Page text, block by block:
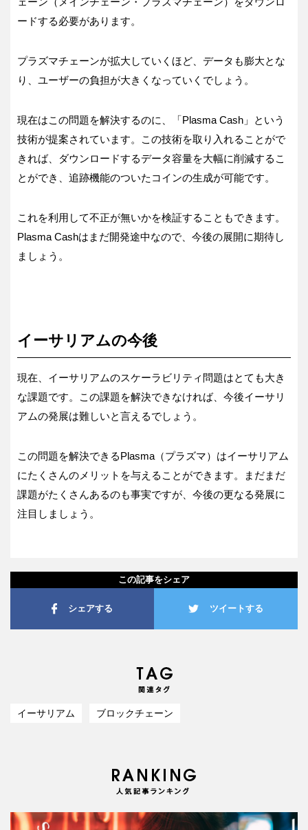
ードする必要があります。
プラズマチェーンが拡大していくほど、データも膨大とな
り、ユーザーの負担が大きくなっていくでしょう。
現在はこの問題を解決するのに、「Plasma Cash」という
技術が提案されています。この技術を取り入れることがで
きれば、ダウンロードするデータ容量を大幅に削減するこ
とができ、追跡機能のついたコインの生成が可能です。
これを利用して不正が無いかを検証することもできます。
Plasma Cashはまだ開発途中なので、今後の展開に期待し
ましょう。
イーサリアムの今後
現在、イーサリアムのスケーラビリティ問題はとても大き
な課題です。この課題を解決できなければ、今後イーサリ
アムの発展は難しいと言えるでしょう。
この問題を解決できるPlasma（プラズマ）はイーサリアム
にたくさんのメリットを与えることができます。まだまだ
課題がたくさんあるのも事実ですが、今後の更なる発展に
注目しましょう。
この記事をシェア
シェアする ツイートする
イーサリアム ブロックチェーン